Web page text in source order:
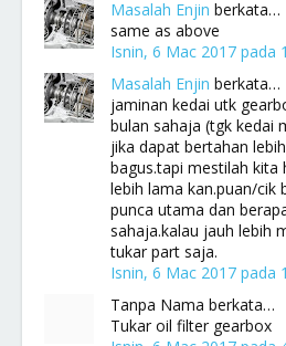
Masalah Enjin berkata…
same as above
Isnin, 6 Mac 2017 pada
Masalah Enjin berkata…
jaminan kedai utk
bulan sahaja (tgk kedai
jika dapat bertahan
bagus.tapi mestilah kita
lebih lama kan.puan/cik
punca utama dan
sahaja.kalau jauh lebih
tukar part saja.
Isnin, 6 Mac 2017 pada
Tanpa Nama berkata…
Tukar oil filter gearbox